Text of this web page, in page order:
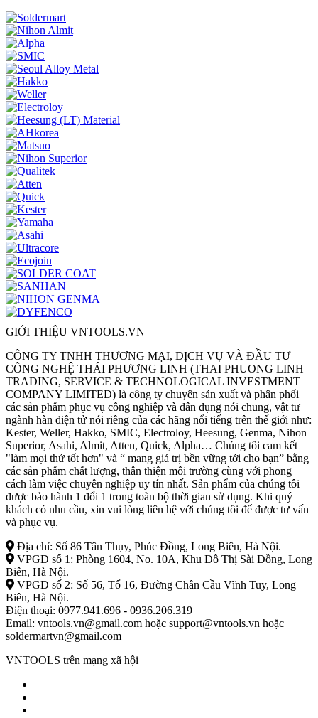
GIỚI THIỆU VNTOOLS.VN
CÔNG TY TNHH THƯƠNG MẠI, DỊCH VỤ VÀ ĐẦU TƯ
CÔNG NGHỆ THÁI PHƯƠNG LINH (THAI PHUONG LINH
TRADING, SERVICE & TECHNOLOGICAL INVESTMENT
COMPANY LIMITED) là công ty chuyên sản xuất và phân phối
các sản phẩm phục vụ công nghiệp và dân dụng nói chung, vật tư
ngành hàn điện tử nói riêng của các hãng nổi tiếng trên thế giới như:
Kester, Weller, Hakko, SMIC, Electroloy, Heesung, Genma, Nihon
Superior, Asahi, Almit, Atten, Quick, Alpha… Chúng tôi cam kết
"làm mọi thứ tốt hơn" và “ mang giá trị bền vững tới cho bạn” bằng
các sản phẩm chất lượng, thân thiện môi trường cùng với phong
cách làm việc chuyên nghiệp uy tín nhất. Sản phẩm của chúng tôi
được bảo hành 1 đổi 1 trong toàn bộ thời gian sử dụng. Khi quý
khách có nhu cầu, xin vui lòng liên hệ với chúng tôi để được tư vấn
và phục vụ.
Địa chỉ: Số 86 Tân Thụy, Phúc Đồng, Long Biên, Hà Nội.
VPGD số 1: Phòng 1604, No. 10A, Khu Đô Thị Sài Đồng, Long
Biên, Hà Nội.
VPGD số 2: Số 56, Tổ 16, Đường Chân Cầu Vĩnh Tuy, Long
Biên, Hà Nội.
Điện thoại: 0977.941.696 - 0936.206.319
Email: vntools.vn@gmail.com hoặc support@vntools.vn hoặc
soldermartvn@gmail.com
VNTOOLS trên mạng xã hội